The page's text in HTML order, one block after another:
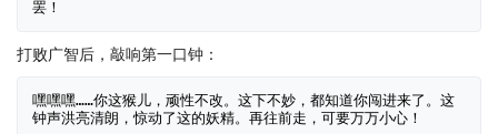
打败广智后，敲响第一口钟：
嘿嘿嘿……你这猴儿，顽性不改。这下不妙，都知道你闯进来了。这